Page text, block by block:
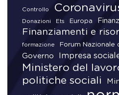
Controllo
Donazioni Ets Europa
Finanziamenti e
formazione Forum Nazionale
Governo Impresa
Ministero del
politiche sociali